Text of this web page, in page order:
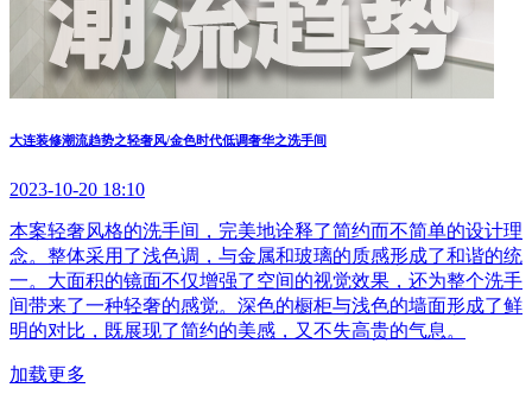
大连装修潮流趋势之轻奢风/金色时代低调奢华之洗手间
2023-10-20 18:10
本案轻奢风格的洗手间，完美地诠释了简约而不简单的设计理
念。整体采用了浅色调，与金属和玻璃的质感形成了和谐的统
一。大面积的镜面不仅增强了空间的视觉效果，还为整个洗手
间带来了一种轻奢的感觉。深色的橱柜与浅色的墙面形成了鲜
明的对比，既展现了简约的美感，又不失高贵的气息。
加载更多